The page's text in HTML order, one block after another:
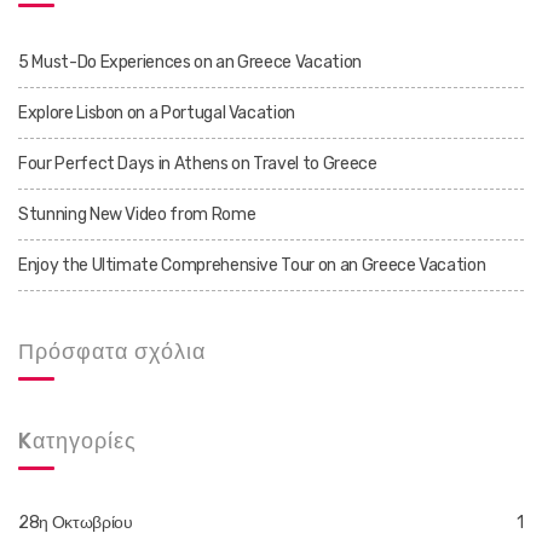
5 Must-Do Experiences on an Greece Vacation
Explore Lisbon on a Portugal Vacation
Four Perfect Days in Athens on Travel to Greece
Stunning New Video from Rome
Enjoy the Ultimate Comprehensive Tour on an Greece Vacation
Πρόσφατα σχόλια
Kατηγορίες
28η Οκτωβρίου 1